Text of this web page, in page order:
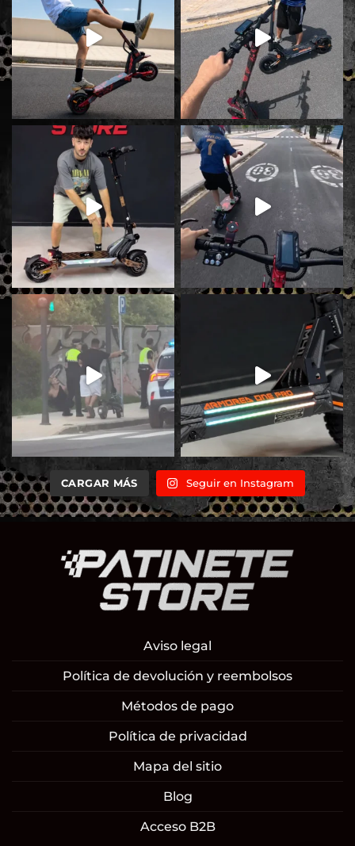
CARGAR MÁS Seguir en Instagram
Aviso legal
Política de devolución y reembolsos
Métodos de pago
Política de privacidad
Mapa del sitio
Blog
Acceso B2B